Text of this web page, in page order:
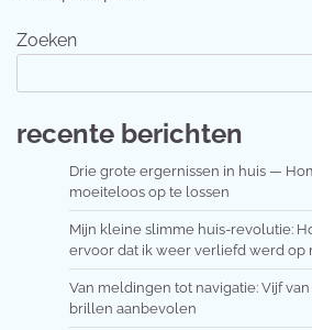
Zoeken
recente berichten
Drie grote ergernissen in huis —
moeiteloos op te lossen
Mijn kleine slimme huis-revolutie:
ervoor dat ik weer verliefd werd op
Van meldingen tot navigatie: Vijf
brillen aanbevolen